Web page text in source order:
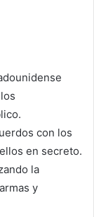
con los
en secreto.
la
y